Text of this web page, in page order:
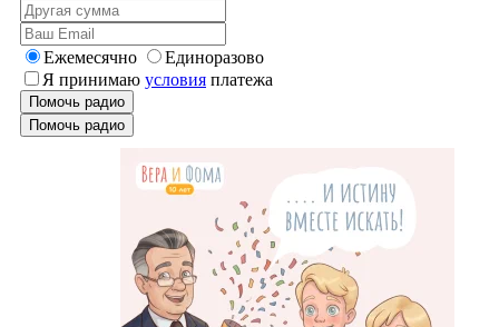
Ежемесячно
Единоразово
Я принимаю условия платежа
Помочь радио
Помочь радио